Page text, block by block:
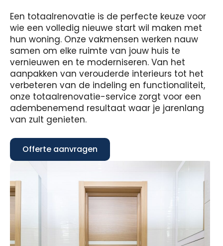
Een totaalrenovatie is de perfecte keuze voor
wie een volledig nieuwe start wil maken met
hun woning. Onze vakmensen werken nauw
samen om elke ruimte van jouw huis te
vernieuwen en te moderniseren. Van het
aanpakken van verouderde interieurs tot het
verbeteren van de indeling en functionaliteit,
onze totaalrenovatie-service zorgt voor een
adembenemend resultaat waar je jarenlang
van zult genieten.
Offerte aanvragen